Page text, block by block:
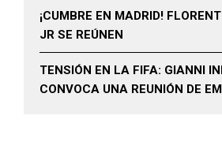
¡CUMBRE EN MADRID!
JR SE REÚNEN
TENSIÓN EN LA FIFA: GIANNI
CONVOCA UNA REUNIÓN DE